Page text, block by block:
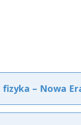
– Nowa